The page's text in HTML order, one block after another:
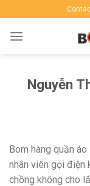
to
content
Nguyễn
Bom hàng quần
nhân viên gọi điện
chồng không cho